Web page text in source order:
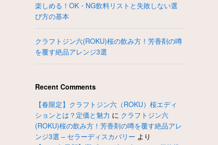
楽しめる！OK・NG飲料リストと失敗しない選
び方の基本
クラフトジン六(ROKU)桜の飲み方！芳香剤の噂
を覆す絶品アレンジ3選
Recent Comments
【春限定】クラフトジン六（ROKU）桜エディ
ションとは？定価と魅力 に クラフトジン六
(ROKU)桜の飲み方！芳香剤の噂を覆す絶品アレ
ンジ3選 – セラーディスカバリー より